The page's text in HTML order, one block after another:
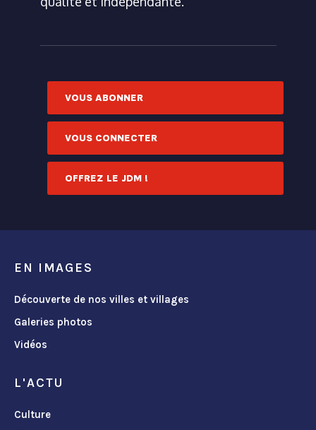
VOUS ABONNER
VOUS CONNECTER
OFFREZ LE JDM !
EN IMAGES
Découverte de nos villes et villages
Galeries photos
Vidéos
L'ACTU
Culture